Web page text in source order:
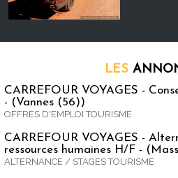
LES
CARREFOUR VOYAGES -
- (Vannes (56))
OFFRES D'EMPLOI TOURISME
CARREFOUR VOYAGES -
ressources humaines H/F -
ALTERNANCE / STAGES TOURISME